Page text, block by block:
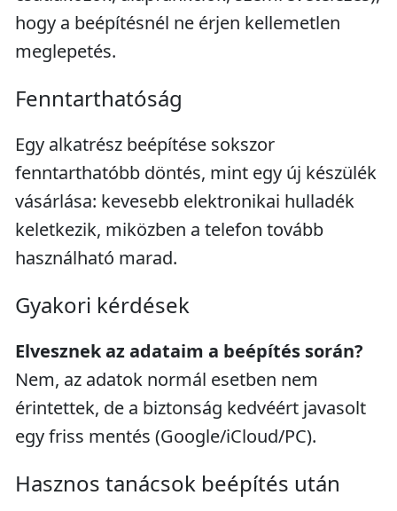
hogy a beépítésnél ne érjen kellemetlen
meglepetés.
Fenntarthatóság
Egy alkatrész beépítése sokszor
fenntarthatóbb döntés, mint egy új készülék
vásárlása: kevesebb elektronikai hulladék
keletkezik, miközben a telefon tovább
használható marad.
Gyakori kérdések
Elvesznek az adataim a beépítés során?
Nem, az adatok normál esetben nem
érintettek, de a biztonság kedvéért javasolt
egy friss mentés (Google/iCloud/PC).
Hasznos tanácsok beépítés után